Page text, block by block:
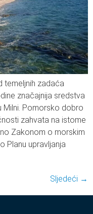
temeljnih zadaća
značajnija sredstva
Milni. Pomorsko dobro
zahvata na istome
Zakonom o morskim
Planu upravljanja
Sljedeći →